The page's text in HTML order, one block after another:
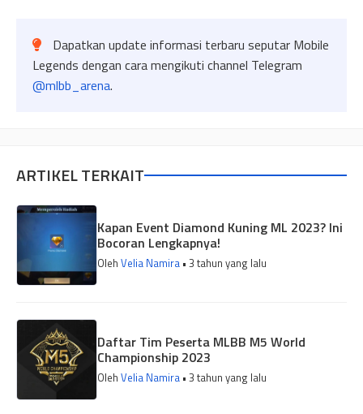
Dapatkan update informasi terbaru seputar Mobile
Legends dengan cara mengikuti channel Telegram
@mlbb_arena.
ARTIKEL TERKAIT
Kapan Event Diamond Kuning ML 2023? Ini
Bocoran Lengkapnya!
Oleh Velia Namira • 3 tahun yang lalu
Daftar Tim Peserta MLBB M5 World
Championship 2023
Oleh Velia Namira • 3 tahun yang lalu